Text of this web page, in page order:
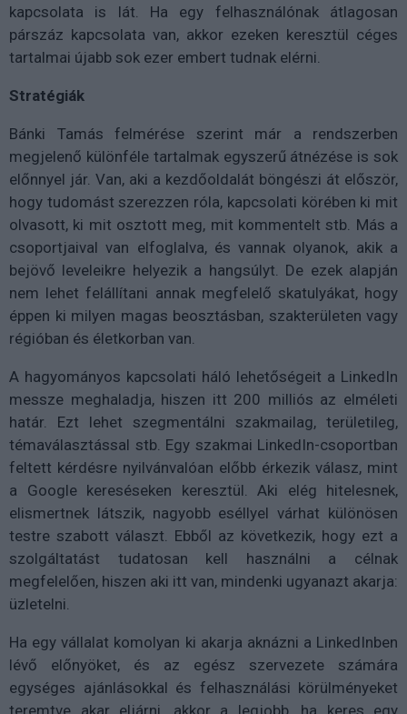
kapcsolata is lát. Ha egy felhasználónak átlagosan
párszáz kapcsolata van, akkor ezeken keresztül céges
tartalmai újabb sok ezer embert tudnak elérni.
Stratégiák
Bánki Tamás felmérése szerint már a rendszerben
megjelenő különféle tartalmak egyszerű átnézése is sok
előnnyel jár. Van, aki a kezdőoldalát böngészi át először,
hogy tudomást szerezzen róla, kapcsolati körében ki mit
olvasott, ki mit osztott meg, mit kommentelt stb. Más a
csoportjaival van elfoglalva, és vannak olyanok, akik a
bejövő leveleikre helyezik a hangsúlyt. De ezek alapján
nem lehet felállítani annak megfelelő skatulyákat, hogy
éppen ki milyen magas beosztásban, szakterületen vagy
régióban és életkorban van.
A hagyományos kapcsolati háló lehetőségeit a LinkedIn
messze meghaladja, hiszen itt 200 milliós az elméleti
határ. Ezt lehet szegmentálni szakmailag, területileg,
témaválasztással stb. Egy szakmai LinkedIn-csoportban
feltett kérdésre nyilvánvalóan előbb érkezik válasz, mint
a Google kereséseken keresztül. Aki elég hitelesnek,
elismertnek látszik, nagyobb eséllyel várhat különösen
testre szabott választ. Ebből az következik, hogy ezt a
szolgáltatást tudatosan kell használni a célnak
megfelelően, hiszen aki itt van, mindenki ugyanazt akarja:
üzletelni.
Ha egy vállalat komolyan ki akarja aknázni a LinkedInben
lévő előnyöket, és az egész szervezete számára
egységes ajánlásokkal és felhasználási körülményeket